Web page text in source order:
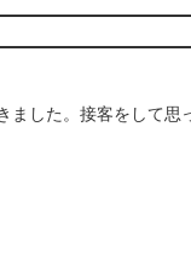
ました。接客をして思